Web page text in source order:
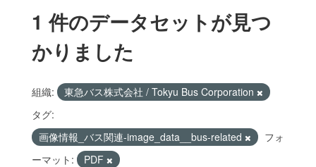
1 件のデータセットが見つ
かりました
組織:
東急バス株式会社 / Tokyu Bus Corporation
タグ:
画像情報_バス関連-image_data__bus-related
フォ
ーマット:
PDF